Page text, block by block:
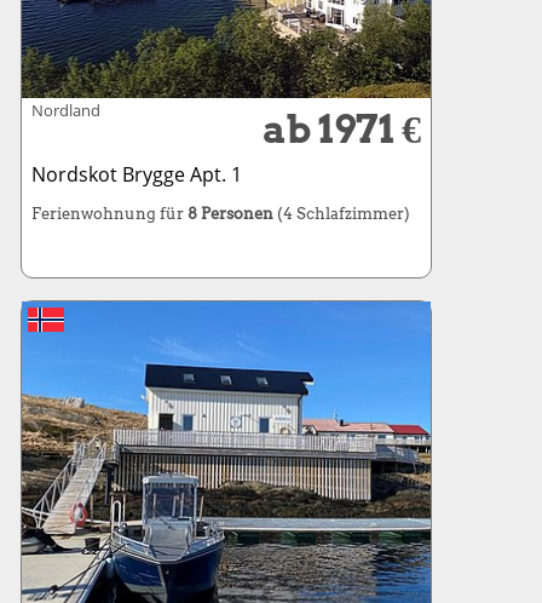
Nordland ab 1971 €
Nordskot Brygge Apt. 1
Ferienwohnung für 8 Personen(4 Schlafzimmer)